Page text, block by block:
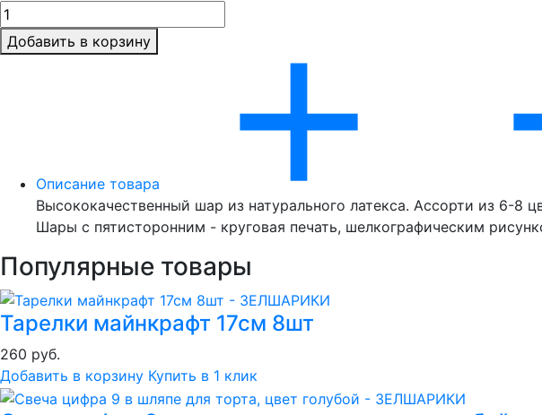
Добавить в корзину
Описание товара
Высококачественный шар из натурального латекса. Ассорти из 6-
Шары с пятисторонним - круговая печать, шелкографическим
Популярные товары
Тарелки майнкрафт 17см 8шт
260 руб.
Добавить в корзину Купить в 1 клик